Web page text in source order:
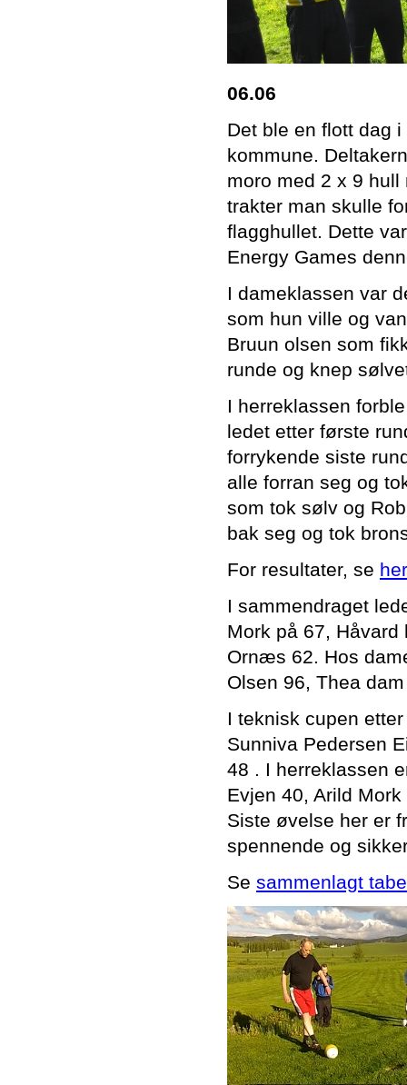
06.06
Det ble en flott dag
kommune.
moro med 2 x 9
trakter man skulle
flagghullet. Dette
Energy Games
I dameklassen var
som hun ville og
Bruun olsen som
runde og knep
I herreklassen
ledet etter første
forrykende siste
alle forran seg og
som tok sølv og
bak seg og tok
For resultater, se her
I sammendraget
Mork på 67,
Ornæs 62. Hos
Olsen 96, Thea
I teknisk cupen
Sunniva Pedersen
48 . I herreklassen
Evjen 40, Arild
Siste øvelse her er
spennende og
Se sammenlagt